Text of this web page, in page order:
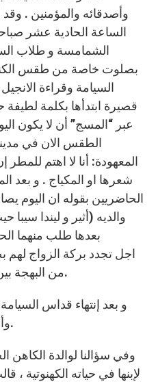
وأصدقائه والمؤمنين . وقد
الساعة الحادية عشر
الشمامسة و طلاب
بصلوت خاصة من طقس
السيامة وقراءة
قصيرة ابتدأها بكلمة
عبر “المسج” أن لا يكون
الطقس الان في
المعهودة: أنا لا اهتم
شعرها او المكياج . و بعد
بعدها طلب منهما
اجل تجدد بركة الزواج
من البهجة بين جمع المؤمنين في الكنيسة.
و بعد إنتهاء قداس
وأخذ البركة من الكاهن الجديد.
وفي سؤالنا لوالدة الكاهن
لإبنها في حياته الكهنوتية